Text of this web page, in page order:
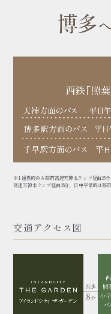
※1 通勤時のみ都市高速天神北ランプ経由25
高速天神北ランプ経由35分、日中平常時は都市
交通アクセス図